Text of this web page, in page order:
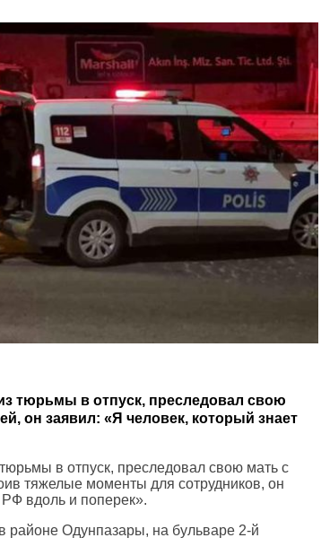
тюрьмы в отпуск, преследовал свою
он заявил: «Я человек, который знает
в отпуск, преследовал свою мать с
тяжелые моменты для сотрудников, он
вдоль и поперек».
районе Одунпазары, на бульваре 2-й